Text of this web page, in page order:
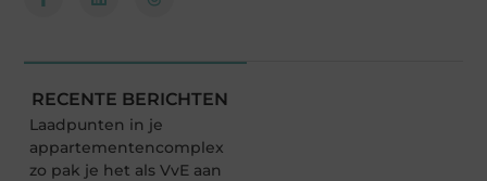
RECENTE BERICHTEN
Laadpunten in je
appartementencomplex
zo pak je het als VvE aan